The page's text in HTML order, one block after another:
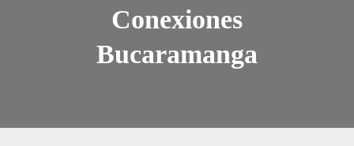
Conexiones
Bucaramanga